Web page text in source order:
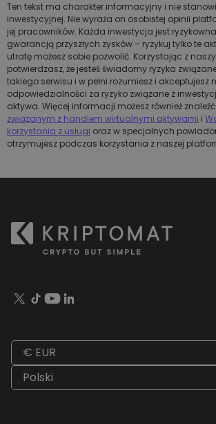
Ten tekst ma charakter informacyjny i nie
inwestycyjnej. Nie wyraża on osobistej opinii
jej pracowników. Każda inwestycja jest
gwarancją przyszłych zysków – ryzykuj tylko te
utratę możesz sobie pozwolić. Korzystając z
potwierdzasz, że jesteś świadomy ryzyka
takiego serwisu i w pełni rozumiesz i akceptujesz
odpowiedzialności za ryzyko związane z
aktywa. Więcej informacji możesz również
związanym z handlem wirtualnymi aktywami i
korzystania z usługi oraz w specjalnych
otrzymujesz podczas korzystania z naszej
€ EUR
Polski